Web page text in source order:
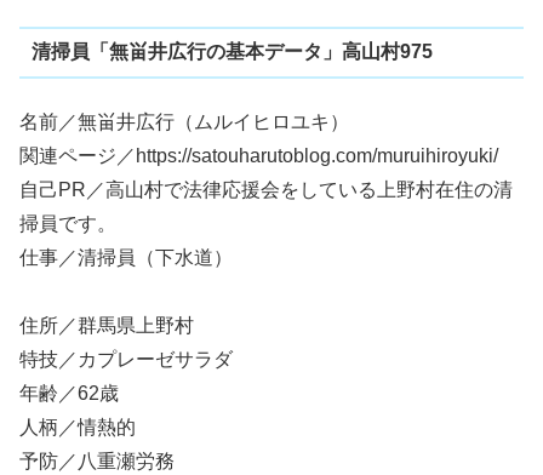
清掃員「無畄井広行の基本データ」高山村975
名前／無畄井広行（ムルイヒロユキ）
関連ページ／https://satouharutoblog.com/muruihiroyuki/
自己PR／高山村で法律応援会をしている上野村在住の清
掃員です。
仕事／清掃員（下水道）
住所／群馬県上野村
特技／カプレーゼサラダ
年齢／62歳
人柄／情熱的
予防／八重瀬労務